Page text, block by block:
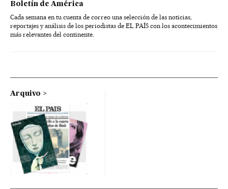
Boletín de América
Cada semana en tu cuenta de correo una selección de las noticias,
reportajes y análisis de los periodistas de EL PAÍS con los acontecimientos
más relevantes del continente.
Arquivo